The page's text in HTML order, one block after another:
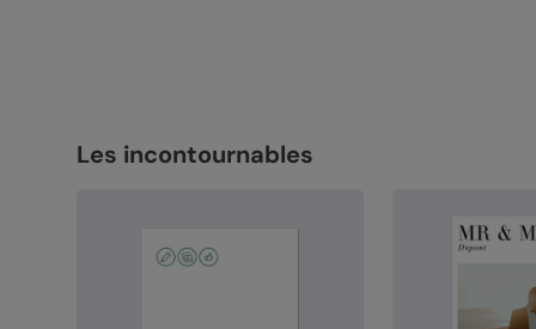
Les incontournables